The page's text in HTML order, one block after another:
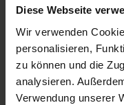
Diese Webseite
Wir verwenden
personalisieren,
zu können und die
analysieren.
Verwendung unserer
klingt nach einer